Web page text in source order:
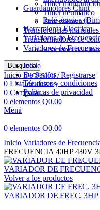
Timer
Timer neumático
Timer semanal
Transferencias
Transformadores de
Variadores de
Búsqueda
Inicio De Sesión / Registrarse
0 Lista de deseos
0 Comparar
0 elementos Q0.00
Menú
0 elementos Q0.00
Guardamotores Chint
Relé térmico
Herramienta Eléctrica
Variadores de
Reactores de
Inicio
Sucursales
Términos y condiciones
Políticas de privacidad
Haga Click para agrandar
Inicio Variadores de
FRECUENCIA 40HP 480V
VARIADOR DE
Volver a los productos
VARIADOR DE FREC. 3HP